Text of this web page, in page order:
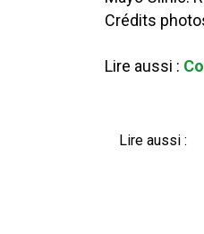
Crédits
Lire aussi :
Lire aussi :